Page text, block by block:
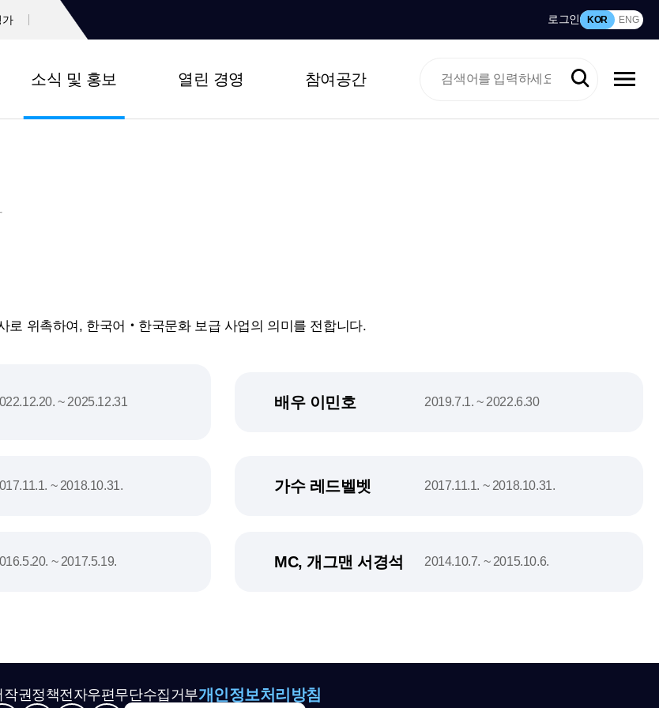
가 로그인 KOR ENG
소식 및 홍보 열린 경영 참여공간
로 위촉하여, 한국어‧한국문화 보급 사업의 의미를 전합니다.
~ 2025.12.31 배우 이민호 2019.7.1. ~ 2022.6.30
~ 2018.10.31. 가수 레드벨벳 2017.11.1. ~ 2018.10.31.
~ 2017.5.19. MC, 개그맨 서경석 2014.10.7. ~ 2015.10.6.
작권정책전자우편무단수집거부개인정보처리방침